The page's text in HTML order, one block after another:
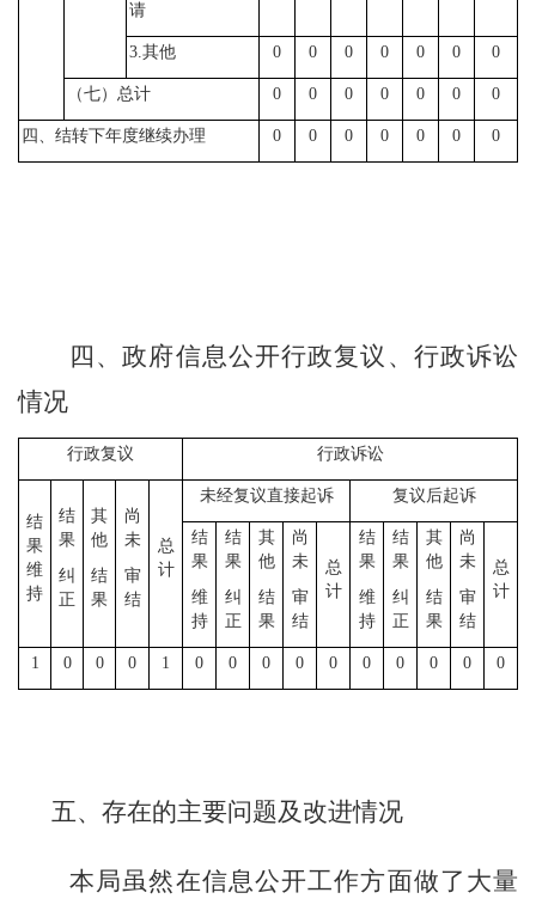
请
3.其他 0 0 0 0 0 0 0
（七）总计 0 0 0 0 0 0 0
四、结转下年度继续办理 0 0 0 0 0 0 0
四、政府信息公开行政复议、行政诉讼
情况
行政复议 行政诉讼
结
果
维
持
结
果
纠
正
其
他
结
果
尚
未
审
结
总
计
未经复议直接起诉 复议后起诉
结
果
维
持
结
果
纠
正
其
他
结
果
尚
未
审
结
总
计
结
果
维
持
结
果
纠
正
其
他
结
果
尚
未
审
结
总
计
1 0 0 0 1 0 0 0 0 0 0 0 0 0 0
五、存在的主要问题及改进情况
本局虽然在信息公开工作方面做了大量